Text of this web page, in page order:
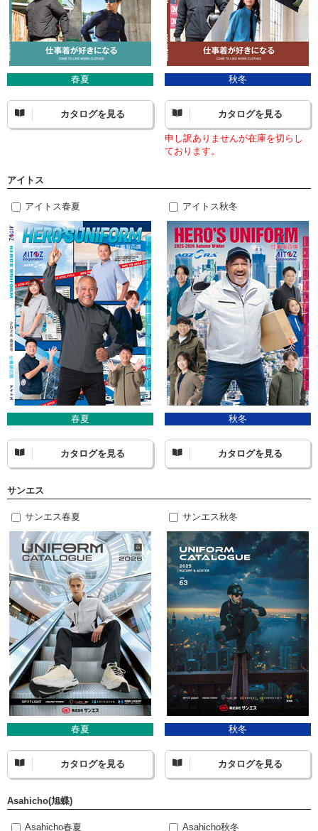
春夏
カタログを見る
秋冬
カタログを見る
申し訳ありませんが在庫を切らし
ております。
アイトス
アイトス春夏
春夏
カタログを見る
アイトス秋冬
秋冬
カタログを見る
サンエス
サンエス春夏
春夏
カタログを見る
サンエス秋冬
秋冬
カタログを見る
Asahicho(旭蝶)
Asahicho春夏 Asahicho秋冬